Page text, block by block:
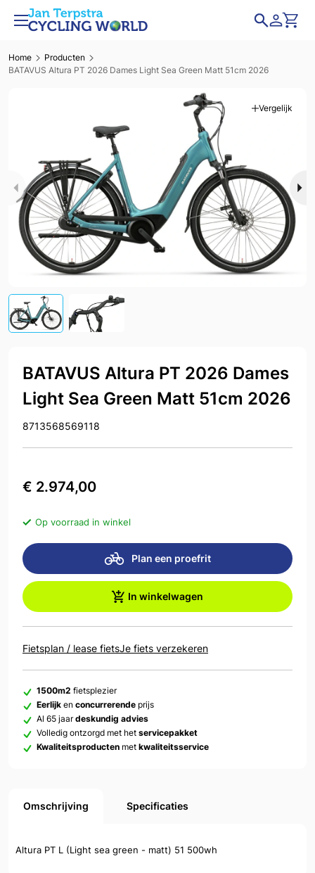
Home
Producten
BATAVUS Altura PT 2026 Dames Light Sea Green Matt 51cm 2026
Vergelijk
BATAVUS Altura PT 2026 Dames
Light Sea Green Matt 51cm 2026
8713568569118
€ 2.974,00
Op voorraad in winkel
Plan een proefrit
In winkelwagen
Fietsplan / lease fietsJe fiets verzekeren
1500m2 fietsplezier
Eerlijk en concurrerende prijs
Al 65 jaardeskundig advies
Volledig ontzorgd met het servicepakket
Kwaliteitsproducten met kwaliteitsservice
Omschrijving Specificaties
Altura PT L (Light sea green - matt) 51 500wh